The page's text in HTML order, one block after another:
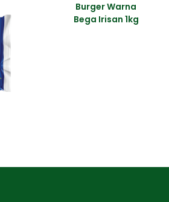
Burger Warna
Bega Irisan 1kg